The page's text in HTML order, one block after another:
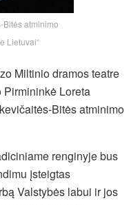
atminimo
Lietuvai“
Miltinio dramos teatre
Pirmininkė Loreta
Bitės atminimo
renginyje bus
įsteigtas
Valstybės labui ir jos